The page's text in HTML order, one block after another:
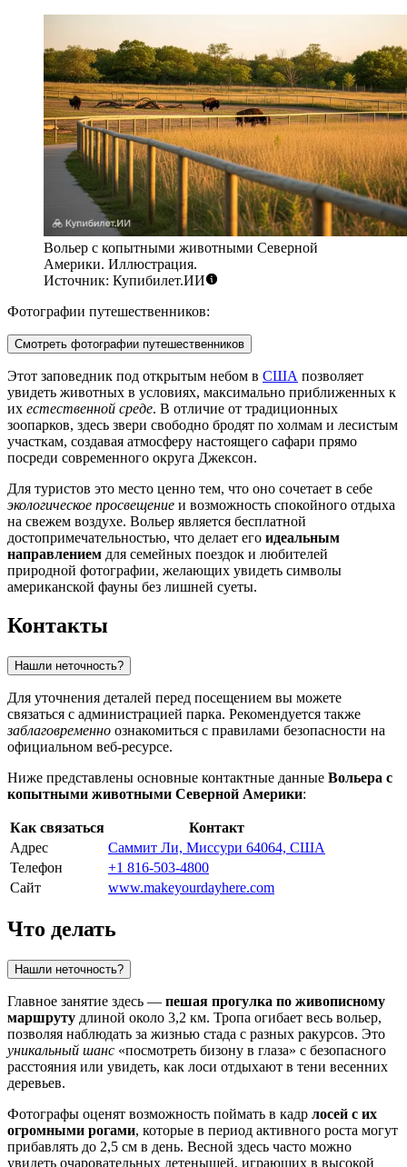
Вольер с копытными животными Северной
Америки. Иллюстрация.
Источник: Купибилет.ИИ
Фотографии путешественников:
Смотреть фотографии путешественников
Этот заповедник под открытым небом в США позволяет
увидеть животных в условиях, максимально приближенных к
их естественной среде. В отличие от традиционных
зоопарков, здесь звери свободно бродят по холмам и лесистым
участкам, создавая атмосферу настоящего сафари прямо
посреди современного округа Джексон.
Для туристов это место ценно тем, что оно сочетает в себе
экологическое просвещение и возможность спокойного отдыха
на свежем воздухе. Вольер является бесплатной
достопримечательностью, что делает его идеальным
направлением для семейных поездок и любителей
природной фотографии, желающих увидеть символы
американской фауны без лишней суеты.
Контакты
Нашли неточность?
Для уточнения деталей перед посещением вы можете
связаться с администрацией парка. Рекомендуется также
заблаговременно ознакомиться с правилами безопасности на
официальном веб-ресурсе.
Ниже представлены основные контактные данные Вольера с
копытными животными Северной Америки:
Как связаться
Контакт
Адрес
Саммит Ли, Миссури 64064, США
Телефон
+1 816-503-4800
Сайт
www.makeyourdayhere.com
Что делать
Нашли неточность?
Главное занятие здесь — пешая прогулка по живописному
маршруту длиной около 3,2 км. Тропа огибает весь вольер,
позволяя наблюдать за жизнью стада с разных ракурсов. Это
уникальный шанс «посмотреть бизону в глаза» с безопасного
расстояния или увидеть, как лоси отдыхают в тени весенних
деревьев.
Фотографы оценят возможность поймать в кадр лосей с их
огромными рогами, которые в период активного роста могут
прибавлять до 2,5 см в день. Весной здесь часто можно
увидеть очаровательных детенышей, играющих в высокой